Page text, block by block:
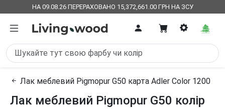
НА 09.08.26 ПЕРЕРАХОВАНО 15,372,661.00 ГРН НА ЗСУ
Лак меблевий Pigmopur G50 карта Adler Color 1200
Лак меблевий Pigmopur G50 колір